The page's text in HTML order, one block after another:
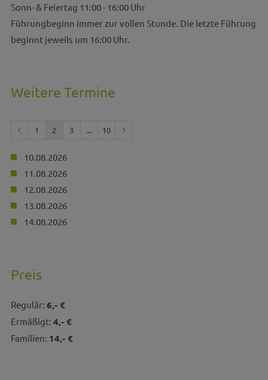
Sonn- & Feiertag 11:00 - 16:00 Uhr
Führungbeginn immer zur vollen Stunde. Die letzte Führung
beginnt jeweils um 16:00 Uhr.
Weitere Termine
1 2 3 ... 10
10.08.2026
11.08.2026
12.08.2026
13.08.2026
14.08.2026
Preis
Regulär: 6,- €
Ermäßigt: 4,- €
Familien: 14,- €